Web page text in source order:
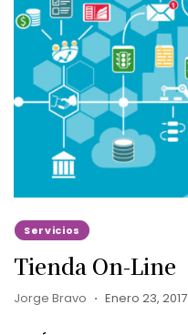
Servicios
Tienda On-Line
Jorge Bravo Enero 23, 2017